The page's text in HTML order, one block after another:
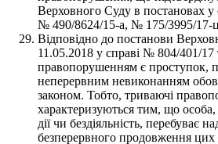
Верховного Суду в постановах
№ 490/8624/15-a, № 175/3995/17-
Відповідно до постанови
11.05.2018 у справі № 804/401/
правопорушенням є проступок,
неперервним невиконанням
законом. Тобто, триваючі
характеризуються тим, що особа,
дії чи бездіяльність, перебуває
безперервного продовження цих